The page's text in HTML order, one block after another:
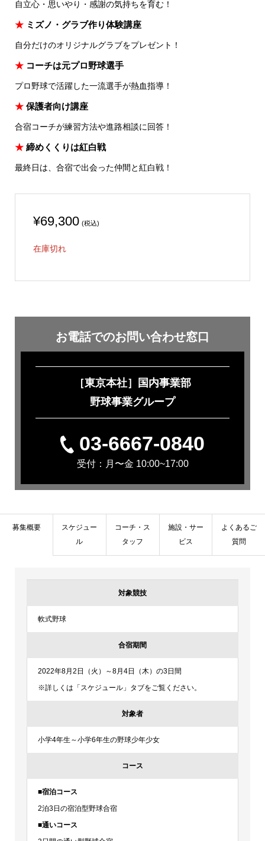
自立心・思いやり・感謝の気持ちを育む！
★ ミズノ・グラブ作り体験講座
自分だけのオリジナルグラブをプレゼント！
★ コーチは元プロ野球選手
プロ野球で活躍した一流選手が熱血指導！
★ 保護者向け講座
合宿コーチが練習方法や進路相談に回答！
★ 締めくくりは紅白戦
最終日は、合宿で出会った仲間と紅白戦！
¥69,300 (税込)
在庫切れ
お電話でのお問い合わせ窓口
［東京本社］国内事業部
野球事業グループ
03-6667-0840
受付：月〜金 10:00~17:00
募集概要
スケジュー
ル
コーチ・ス
タッフ
施設・サー
ビス
よくあるご
質問
対象競技
軟式野球
合宿期間
2022年8月2日（火）～8月4日（木）の3日間
※詳しくは「スケジュール」タブをご覧ください。
対象者
小学4年生～小学6年生の野球少年少女
コース
■宿泊コース
2泊3日の宿泊型野球合宿
■通いコース